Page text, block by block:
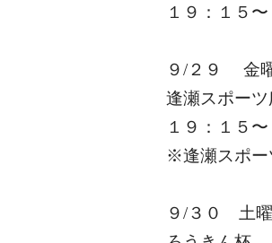
１９：１５
９/２９ 金
逢瀬スポー
１９：１５
※逢瀬スポー
９/３０ 土